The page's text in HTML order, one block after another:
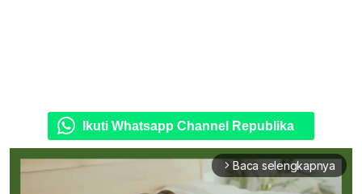
Ikuti Whatsapp Channel Republika
arrow_forward_ios Baca selengkapnya